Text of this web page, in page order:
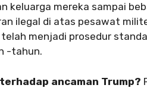
keluarga mereka sampai
ilegal di atas pesawat
menjadi prosedur
-tahun.
ancaman Trump?